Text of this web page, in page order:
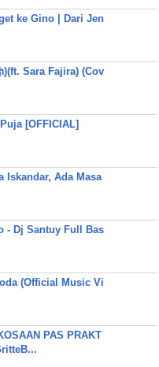
ke Gino | Dari Jen
Sara Fajira) (Cov
[OFFICIAL]
Iskandar, Ada Masa
- Dj Santuy Full Bas
(Official Music Vi
PAS PRAKT